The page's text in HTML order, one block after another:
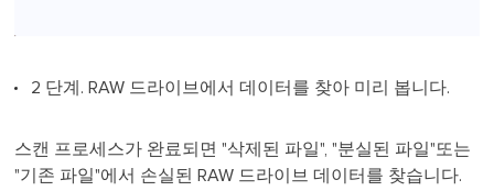
2 단계. RAW 드라이브에서 데이터를 찾아 미리 봅니다.
스캔 프로세스가 완료되면 "삭제된 파일", "분실된 파일"또는
"기존 파일"에서 손실된 RAW 드라이브 데이터를 찾습니다.